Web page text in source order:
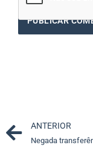
Prev
ANTERIOR